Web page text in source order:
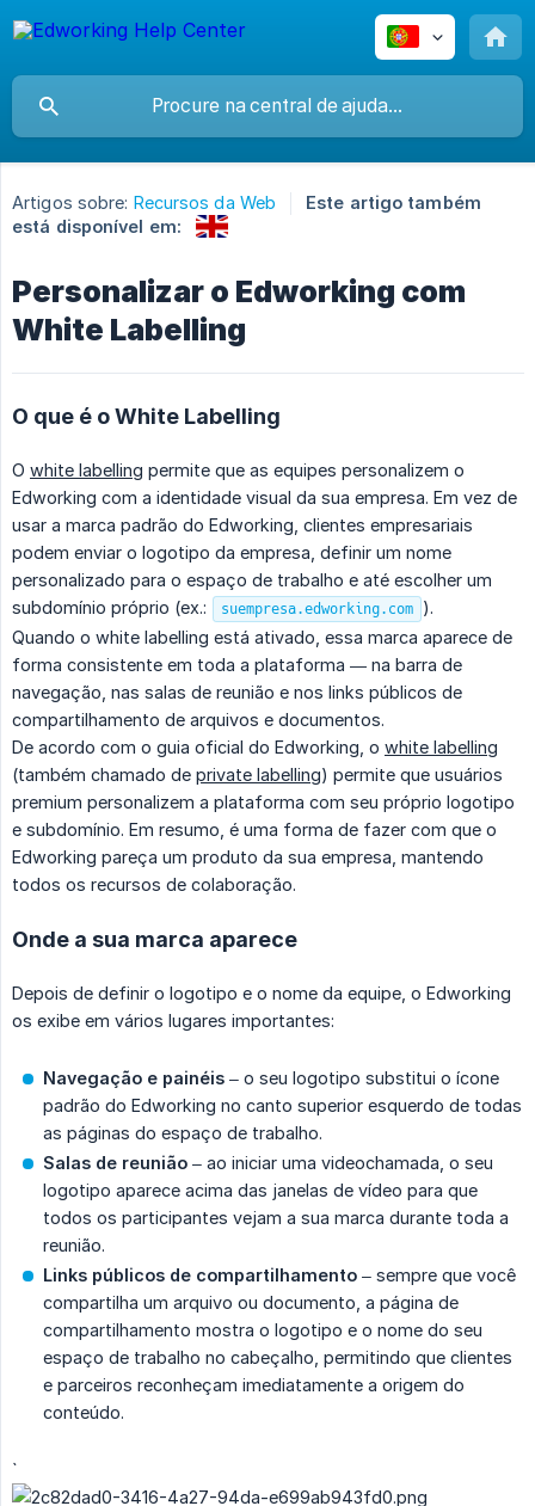
Artigos sobre: Recursos da Web
Este artigo também
está disponível em:
Personalizar o Edworking com
White Labelling
O que é o White Labelling
O white labelling permite que as equipes personalizem o
Edworking com a identidade visual da sua empresa. Em vez de
usar a marca padrão do Edworking, clientes empresariais
podem enviar o logotipo da empresa, definir um nome
personalizado para o espaço de trabalho e até escolher um
subdomínio próprio (ex.:
suempresa.edworking.com ).
Quando o white labelling está ativado, essa marca aparece de
forma consistente em toda a plataforma — na barra de
navegação, nas salas de reunião e nos links públicos de
compartilhamento de arquivos e documentos.
De acordo com o guia oficial do Edworking, o white labelling
(também chamado de private labelling) permite que usuários
premium personalizem a plataforma com seu próprio logotipo
e subdomínio. Em resumo, é uma forma de fazer com que o
Edworking pareça um produto da sua empresa, mantendo
todos os recursos de colaboração.
Onde a sua marca aparece
Depois de definir o logotipo e o nome da equipe, o Edworking
os exibe em vários lugares importantes:
Navegação e painéis – o seu logotipo substitui o ícone
padrão do Edworking no canto superior esquerdo de todas
as páginas do espaço de trabalho.
Salas de reunião – ao iniciar uma videochamada, o seu
logotipo aparece acima das janelas de vídeo para que
todos os participantes vejam a sua marca durante toda a
reunião.
Links públicos de compartilhamento – sempre que você
compartilha um arquivo ou documento, a página de
compartilhamento mostra o logotipo e o nome do seu
espaço de trabalho no cabeçalho, permitindo que clientes
e parceiros reconheçam imediatamente a origem do
conteúdo.
`